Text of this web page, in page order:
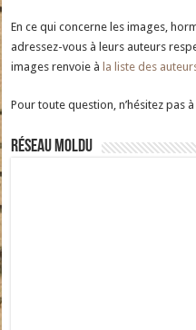
En ce qui concerne les images,
adressez-vous à leurs auteurs
images renvoie à la liste des
Pour toute question, n’hésitez pas
Réseau moldu